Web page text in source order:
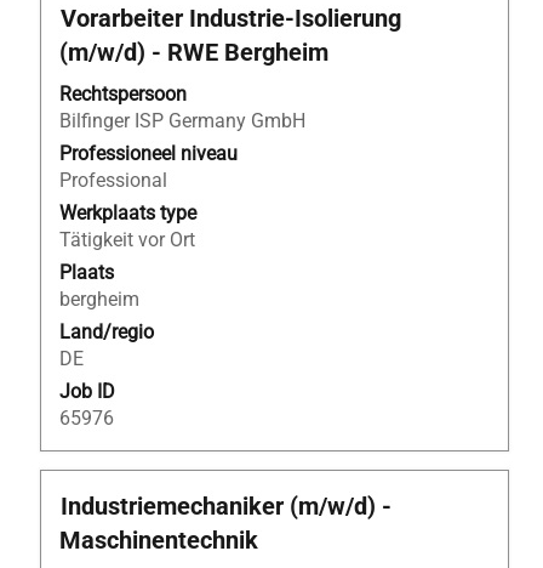
Titel
Vorarbeiter Industrie-Isolierung
(m/w/d) - RWE Bergheim
Rechtspersoon
Bilfinger ISP Germany GmbH
Professioneel niveau
Professional
Werkplaats type
Tätigkeit vor Ort
Plaats
bergheim
Land/regio
DE
Job ID
65976
Selecteer
deze
spatiebalk
om
de
volledige
inhoud
van
de
functiegegevens
weer
te
geven.
Titel
Industriemechaniker (m/w/d) -
Maschinentechnik
Selecteer
deze
spatiebalk